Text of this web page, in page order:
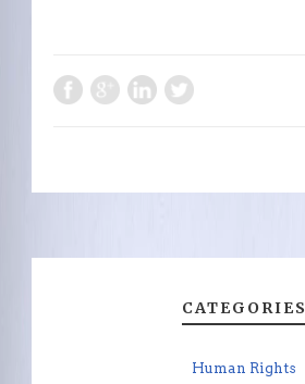
CATEGORIES
Human Rights